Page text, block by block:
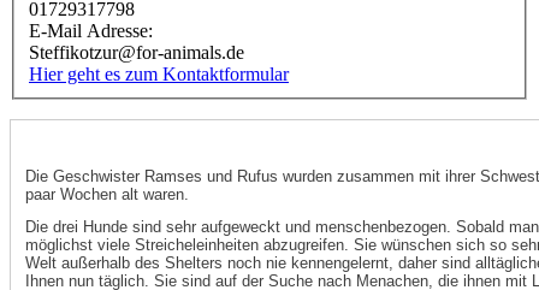
01729317798
E-Mail Adresse:
Steffikotzur@for-animals.de
Hier geht es zum Kontaktformular
Die Geschwister Ramses und Rufus wurden zusammen mit ihrer
paar Wochen alt waren.
Die drei Hunde sind sehr aufgeweckt und menschenbezogen. Sobald
möglichst viele Streicheleinheiten abzugreifen. Sie wünschen sich so
Welt außerhalb des Shelters noch nie kennengelernt, daher sind
Ihnen nun täglich. Sie sind auf der Suche nach Menachen, die ihnen